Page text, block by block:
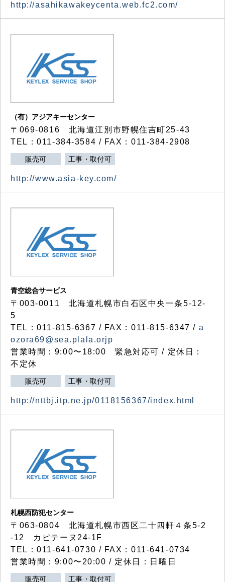
http://asahikawakeycenta.web.fc2.com/
（有）アジアキーセンター
〒069-0816 北海道江別市野幌住吉町25-43
TEL：011-384-3584 / FAX：011-384-2908
販売可 工事・取付可
http://www.asia-key.com/
青空総合サービス
〒003-0011 北海道札幌市白石区中央一条5-12-
5
TEL：011-815-6367 / FAX：011-815-6347 / a
ozora69@sea.plala.orjp
営業時間：9:00〜18:00 緊急対応可 / 定休日：
不定休
販売可 工事・取付可
http://nttbj.itp.ne.jp/0118156367/index.html
札幌西防犯センター
〒063-0804 北海道札幌市西区二十四軒４条5-2
-12 カピテーヌ24-1F
TEL：011-641-0730 / FAX：011-641-0734
営業時間：9:00〜20:00 / 定休日：日曜日
販売可 工事・取付可